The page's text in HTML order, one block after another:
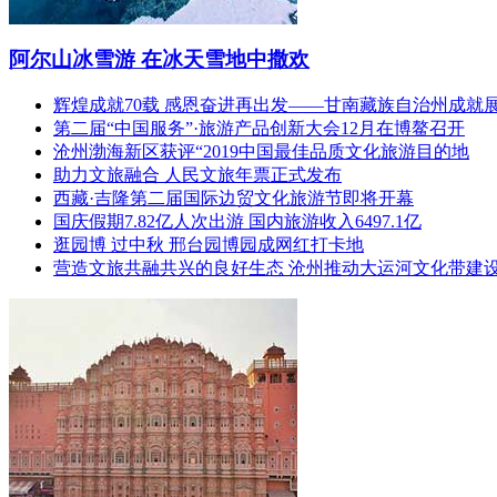
阿尔山冰雪游 在冰天雪地中撒欢
辉煌成就70载 感恩奋进再出发——甘南藏族自治州成就
第二届“中国服务”·旅游产品创新大会12月在博鳌召开
沧州渤海新区获评“2019中国最佳品质文化旅游目的地
助力文旅融合 人民文旅年票正式发布
西藏·吉隆第二届国际边贸文化旅游节即将开幕
国庆假期7.82亿人次出游 国内旅游收入6497.1亿
逛园博 过中秋 邢台园博园成网红打卡地
营造文旅共融共兴的良好生态 沧州推动大运河文化带建